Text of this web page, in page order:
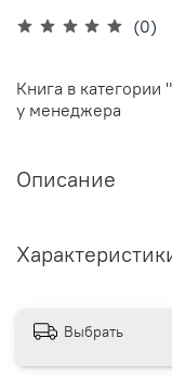
(0)
Книга в категории
у менеджера
Описание
Выбрать